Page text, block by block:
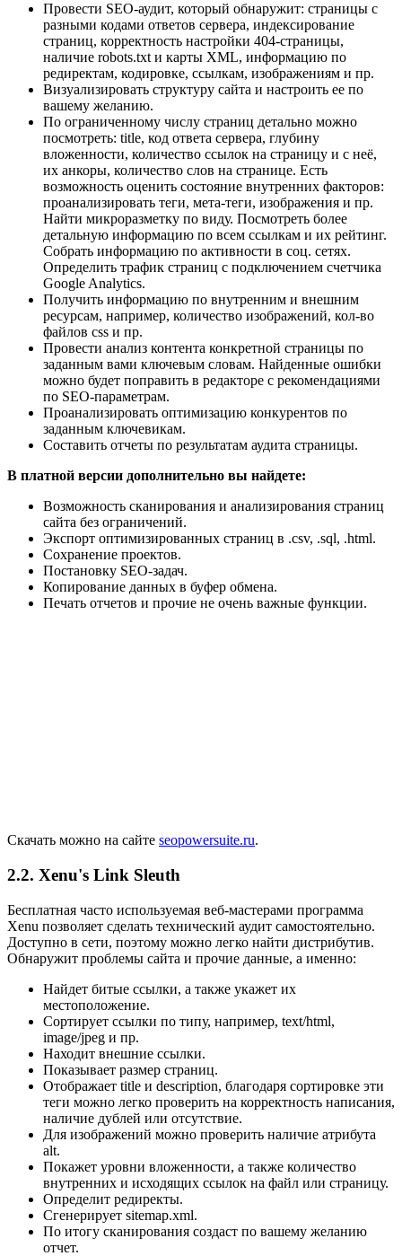
Провести SEO-аудит, который обнаружит: страницы с
разными кодами ответов сервера, индексирование
страниц, корректность настройки 404-страницы,
наличие robots.txt и карты XML, информацию по
редиректам, кодировке, ссылкам, изображениям и пр.
Визуализировать структуру сайта и настроить ее по
вашему желанию.
По ограниченному числу страниц детально можно
посмотреть: title, код ответа сервера, глубину
вложенности, количество ссылок на страницу и с неё,
их анкоры, количество слов на странице. Есть
возможность оценить состояние внутренних факторов:
проанализировать теги, мета-теги, изображения и пр.
Найти микроразметку по виду. Посмотреть более
детальную информацию по всем ссылкам и их рейтинг.
Собрать информацию по активности в соц. сетях.
Определить трафик страниц с подключением счетчика
Google Analytics.
Получить информацию по внутренним и внешним
ресурсам, например, количество изображений, кол-во
файлов css и пр.
Провести анализ контента конкретной страницы по
заданным вами ключевым словам. Найденные ошибки
можно будет поправить в редакторе с рекомендациями
по SEO-параметрам.
Проанализировать оптимизацию конкурентов по
заданным ключевикам.
Составить отчеты по результатам аудита страницы.
В платной версии дополнительно вы найдете:
Возможность сканирования и анализирования страниц
сайта без ограничений.
Экспорт оптимизированных страниц в .csv, .sql, .html.
Сохранение проектов.
Постановку SEO-задач.
Копирование данных в буфер обмена.
Печать отчетов и прочие не очень важные функции.
Скачать можно на сайте seopowersuite.ru.
2.2. Xenu's Link Sleuth
Бесплатная часто используемая веб-мастерами программа
Xenu позволяет сделать технический аудит самостоятельно.
Доступно в сети, поэтому можно легко найти дистрибутив.
Обнаружит проблемы сайта и прочие данные, а именно:
Найдет битые ссылки, а также укажет их
местоположение.
Сортирует ссылки по типу, например, text/html,
image/jpeg и пр.
Находит внешние ссылки.
Показывает размер страниц.
Отображает title и description, благодаря сортировке эти
теги можно легко проверить на корректность написания,
наличие дублей или отсутствие.
Для изображений можно проверить наличие атрибута
alt.
Покажет уровни вложенности, а также количество
внутренних и исходящих ссылок на файл или страницу.
Определит редиректы.
Сгенерирует sitemap.xml.
По итогу сканирования создаст по вашему желанию
отчет.